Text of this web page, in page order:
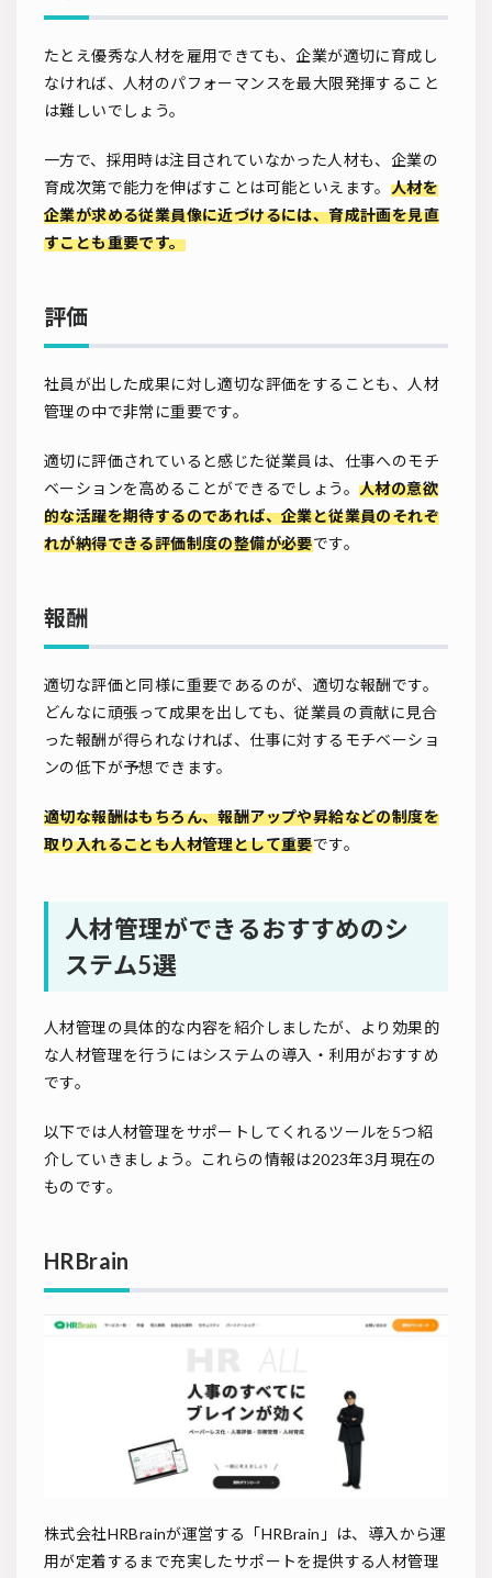
たとえ優秀な人材を雇用できても、企業が適切に育成し
なければ、人材のパフォーマンスを最大限発揮すること
は難しいでしょう。
一方で、採用時は注目されていなかった人材も、企業の
育成次第で能力を伸ばすことは可能といえます。 人材を
企業が求める従業員像に近づけるには、育成計画を見直
すことも重要です。
評価
社員が出した成果に対し適切な評価をすることも、人材
管理の中で非常に重要です。
適切に評価されていると感じた従業員は、仕事へのモチ
ベーションを高めることができるでしょう。 人材の意欲
的な活躍を期待するのであれば、企業と従業員のそれぞ
れが納得できる評価制度の整備が必要です。
報酬
適切な評価と同様に重要であるのが、適切な報酬です。
どんなに頑張って成果を出しても、従業員の貢献に見合
った報酬が得られなければ、仕事に対するモチベーショ
ンの低下が予想できます。
適切な報酬はもちろん、報酬アップや昇給などの制度を
取り入れることも人材管理として重要です。
人材管理ができるおすすめのシ
ステム5選
人材管理の具体的な内容を紹介しましたが、より効果的
な人材管理を行うにはシステムの導入・利用がおすすめ
です。
以下では人材管理をサポートしてくれるツールを5つ紹
介していきましょう。これらの情報は2023年3月現在の
ものです。
HRBrain
株式会社HRBrainが運営する「HRBrain」は、導入から運
用が定着するまで充実したサポートを提供する人材管理